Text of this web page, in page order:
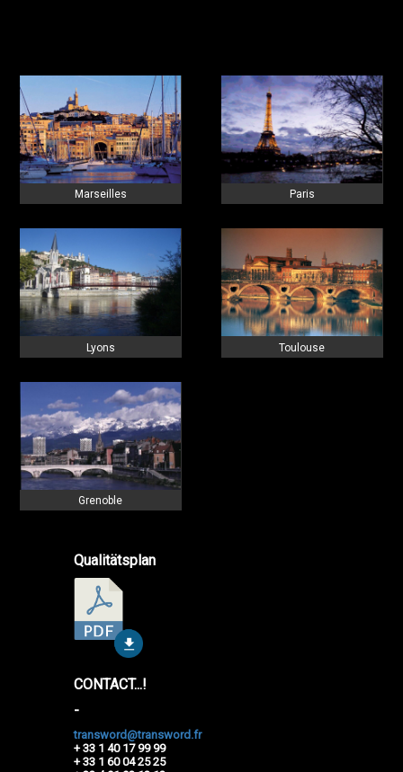
Marseilles Paris
Lyons Toulouse
Grenoble
Qualitätsplan
CONTACT...!
-
transword@transword.fr
+ 33 1 40 17 99 99
+ 33 1 60 04 25 25